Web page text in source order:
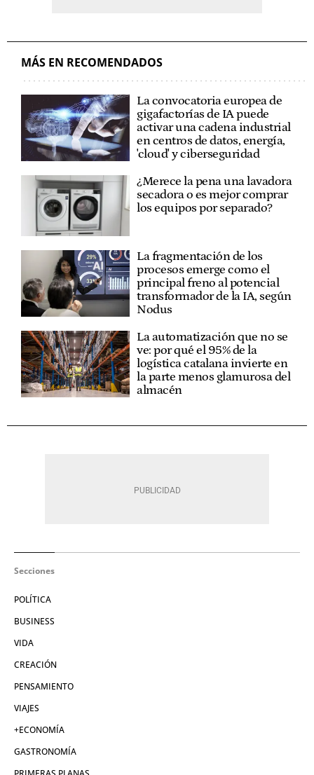
MÁS EN RECOMENDADOS
La convocatoria europea de
gigafactorías de IA puede
activar una cadena industrial
en centros de datos, energía,
'cloud' y ciberseguridad
¿Merece la pena una lavadora
secadora o es mejor comprar
los equipos por separado?
La fragmentación de los
procesos emerge como el
principal freno al potencial
transformador de la IA, según
Nodus
La automatización que no se
ve: por qué el 95% de la
logística catalana invierte en
la parte menos glamurosa del
almacén
Secciones
POLÍTICA
BUSINESS
VIDA
CREACIÓN
PENSAMIENTO
VIAJES
+ECONOMÍA
GASTRONOMÍA